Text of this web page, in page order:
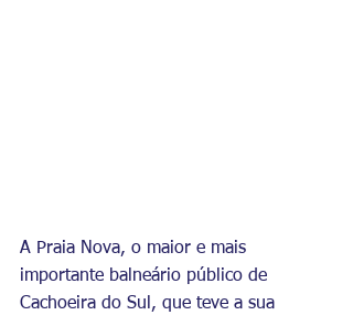
A Praia Nova, o maior e mais
importante balneário público de
Cachoeira do Sul, que teve a sua